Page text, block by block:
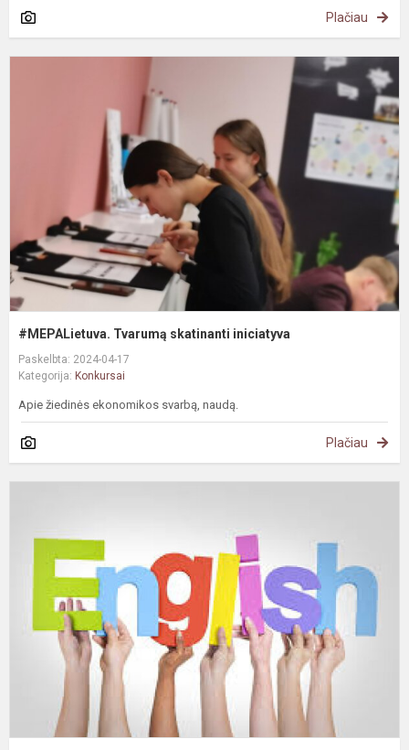
Plačiau
#MEPALietuva. Tvarumą skatinanti iniciatyva
Paskelbta: 2024-04-17
Kategorija: Konkursai
Apie žiedinės ekonomikos svarbą, naudą.
Plačiau